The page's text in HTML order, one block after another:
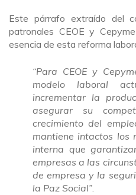
Este párrafo extraído del
patronales CEOE y
esencia de esta reforma
“Para CEOE y
modelo laboral
incrementar la
asegurar su
crecimiento del
mantiene intactos los
interna que
empresas a las
de empresa y la
la Paz Social”.